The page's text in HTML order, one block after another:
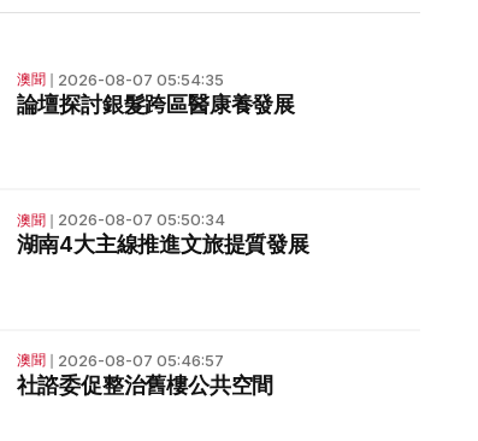
澳聞 ❘ 2026-08-07 05:54:35
論壇探討銀髮跨區醫康養發展
澳聞❘ 2026-08-07 05:50:34
湖南4大主線推進文旅提質發展
澳聞 ❘ 2026-08-07 05:46:57
社諮委促整治舊樓公共空間